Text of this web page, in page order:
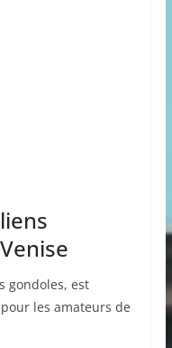
gondoles, est
les amateurs de